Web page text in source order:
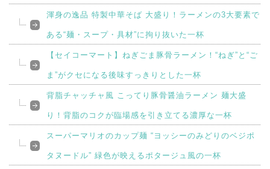
渾身の逸品 特製中華そば 大盛り！ラーメンの3大要素で
ある“麺・スープ・具材”に拘り抜いた一杯
【セイコーマート】ねぎごま豚骨ラーメン！“ねぎ”と“ご
ま”がクセになる後味すっきりとした一杯
背脂チャッチャ風 こってり豚骨醤油ラーメン 麺大盛
り！背脂のコクが臨場感を引き立てる濃厚な一杯
スーパーマリオのカップ麺 “ヨッシーのみどりのベジポ
タヌードル” 緑色が映えるポタージュ風の一杯